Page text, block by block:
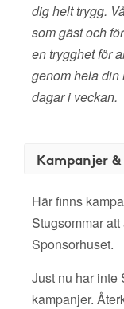
dig helt trygg.
som gäst och
en trygghet för
genom hela din
dagar i veckan.
Kampanjer
Här finns
Stugsommar
Sponsorhuset.
Just nu har inte
kampanjer.